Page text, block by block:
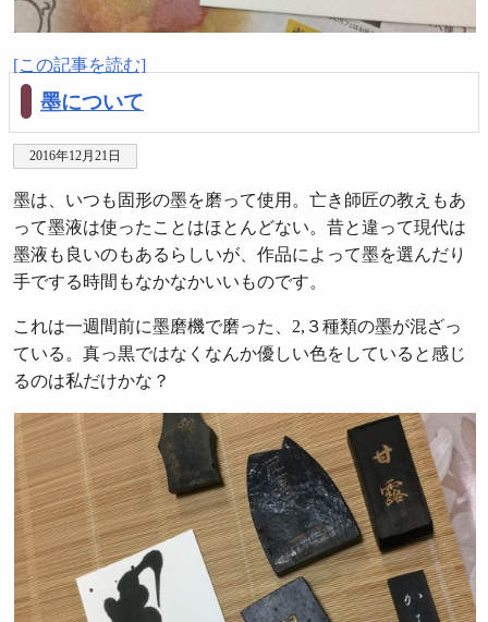
[この記事を読む]
墨について
2016年12月21日
墨は、いつも固形の墨を磨って使用。亡き師匠の教えもあ
って墨液は使ったことはほとんどない。昔と違って現代は
墨液も良いのもあるらしいが、作品によって墨を選んだり
手でする時間もなかなかいいものです。
これは一週間前に墨磨機で磨った、2,３種類の墨が混ざっ
ている。真っ黒ではなくなんか優しい色をしていると感じ
るのは私だけかな？